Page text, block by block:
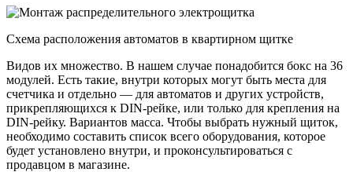
Схема расположения автоматов в квартирном щитке
Видов их множество. В нашем случае понадобится бокс на 36
модулей. Есть такие, внутри которых могут быть места для
счетчика и отдельно — для автоматов и других устройств,
прикрепляющихся к DIN-рейке, или только для крепления на
DIN-рейку. Вариантов масса. Чтобы выбрать нужный щиток,
необходимо составить список всего оборудования, которое
будет установлено внутри, и проконсультироваться с
продавцом в магазине.